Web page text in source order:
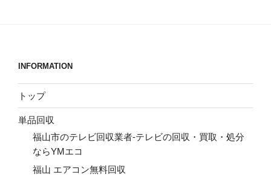
INFORMATION
トップ
単品回収
福山市のテレビ回収業者-テレビの回収・買取・処分
ならYMエコ
福山 エアコン無料回収